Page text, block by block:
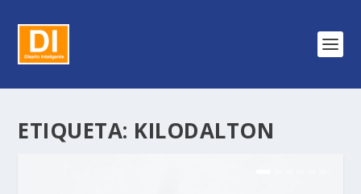
ETIQUETA: KILODALTON